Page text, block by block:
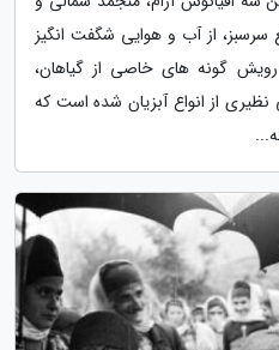
سرسبز، از آب و هوایی شگفت انگیز
گونه های خاصی از گیاهان،
از انواع آبزیان شده است که